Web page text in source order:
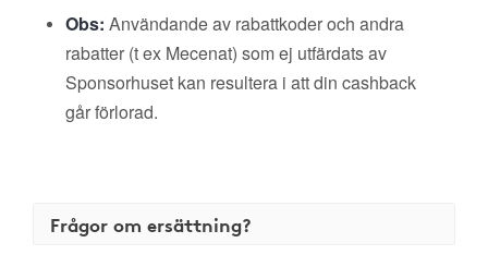
Obs: Användande av rabattkoder och andra
rabatter (t ex Mecenat) som ej utfärdats av
Sponsorhuset kan resultera i att din cashback
går förlorad.
Frågor om ersättning?